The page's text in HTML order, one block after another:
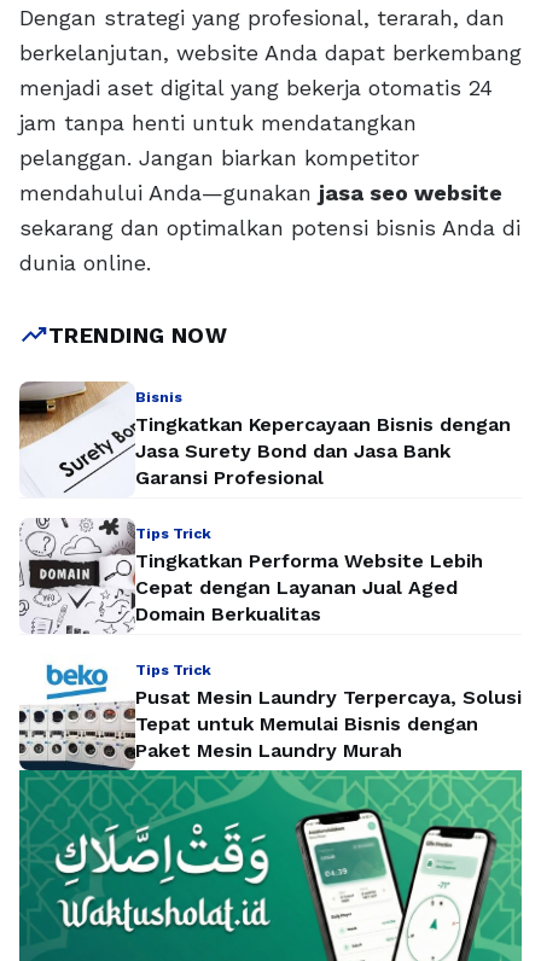
Dengan strategi yang profesional, terarah, dan
berkelanjutan, website Anda dapat berkembang
menjadi aset digital yang bekerja otomatis 24
jam tanpa henti untuk mendatangkan
pelanggan. Jangan biarkan kompetitor
mendahului Anda—gunakan jasa seo website
sekarang dan optimalkan potensi bisnis Anda di
dunia online.
trending_upTRENDING NOW
Bisnis
Tingkatkan Kepercayaan Bisnis dengan
Jasa Surety Bond dan Jasa Bank
Garansi Profesional
Tips Trick
Tingkatkan Performa Website Lebih
Cepat dengan Layanan Jual Aged
Domain Berkualitas
Tips Trick
Pusat Mesin Laundry Terpercaya, Solusi
Tepat untuk Memulai Bisnis dengan
Paket Mesin Laundry Murah